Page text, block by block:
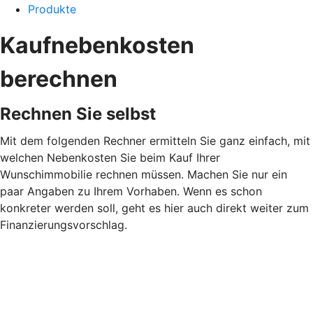
Produkte
Kaufnebenkosten
berechnen
Rechnen Sie selbst
Mit dem folgenden Rechner ermitteln Sie ganz einfach, mit
welchen Nebenkosten Sie beim Kauf Ihrer
Wunschimmobilie rechnen müssen. Machen Sie nur ein
paar Angaben zu Ihrem Vorhaben. Wenn es schon
konkreter werden soll, geht es hier auch direkt weiter zum
Finanzierungsvorschlag.